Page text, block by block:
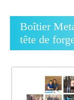
Boîtier
tête de